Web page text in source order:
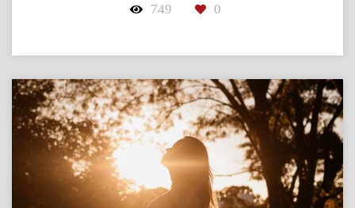
749 0